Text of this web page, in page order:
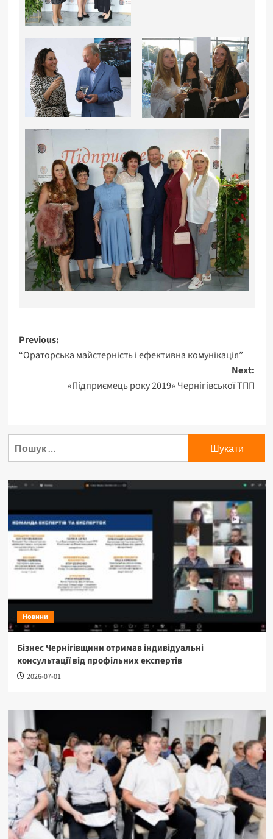
Previous:
“Ораторська майстерність і ефективна комунікація”
Next:
«Підприємець року 2019» Чернігівської ТПП
Новини
Бізнес Чернігівщини отримав індивідуальні
консультації від профільних експертів
2026-07-01